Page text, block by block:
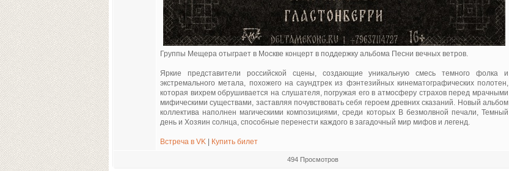
Группы Мещера отыграет в Москве концерт в поддержку альбома Песни вечных ветров.
Яркие представители российской сцены, создающие уникальную смесь темного фолка и
экстремального метала, похожего на саундтрек из фэнтезийных кинематографических полотен,
которая вихрем обрушивается на слушателя, погружая его в атмосферу страхов перед мрачными
мифическими существами, заставляя почувствовать себя героем древних сказаний. Новый альбом
коллектива наполнен магическими композициями, среди которых В безмолвной печали, Темный
день и Хозяин солнца, способные перенести каждого в загадочный мир мифов и легенд.
Встреча в VK Купить билет
494 Просмотров